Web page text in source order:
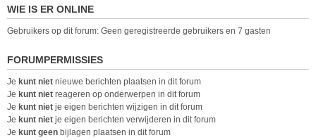
WIE IS ER ONLINE
Gebruikers op dit forum: Geen geregistreerde gebruikers en 7 gasten
FORUMPERMISSIES
Je kunt niet nieuwe berichten plaatsen in dit forum
Je kunt niet reageren op onderwerpen in dit forum
Je kunt niet je eigen berichten wijzigen in dit forum
Je kunt niet je eigen berichten verwijderen in dit forum
Je kunt geen bijlagen plaatsen in dit forum